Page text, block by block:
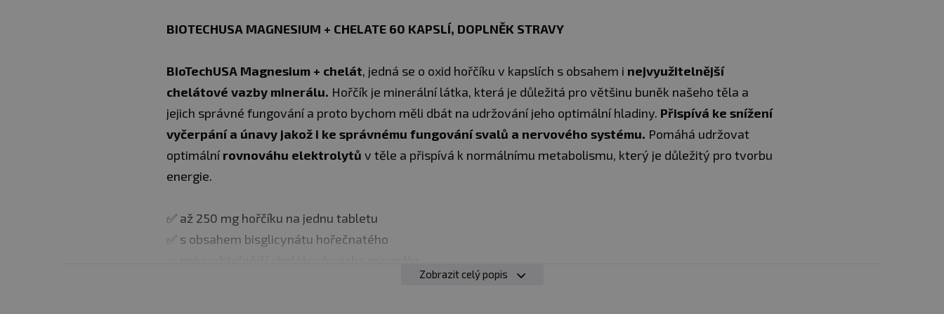
BIOTECHUSA MAGNESIUM + CHELATE 60 KAPSLÍ, DOPLNĚK STRAVY
BioTechUSA Magnesium + chelát, jedná se o oxid hořčíku v kapslích s obsahem i nejvyužitelnější
chelátové vazby minerálu. Hořčík je minerální látka, která je důležitá pro většinu buněk našeho těla a
jejich správné fungování a proto bychom měli dbát na udržování jeho optimální hladiny. Přispívá ke snížení
vyčerpání a únavy jakož i ke správnému fungování svalů a nervového systému. Pomáhá udržovat
optimálnírovnováhu elektrolytů v těle a přispívá k normálnímu metabolismu, který je důležitý pro tvorbu
energie.
✅ až 250 mg hořčíku na jednu tabletu
✅ s obsahem bisglicynátu hořečnatého
Zobrazit celý popis